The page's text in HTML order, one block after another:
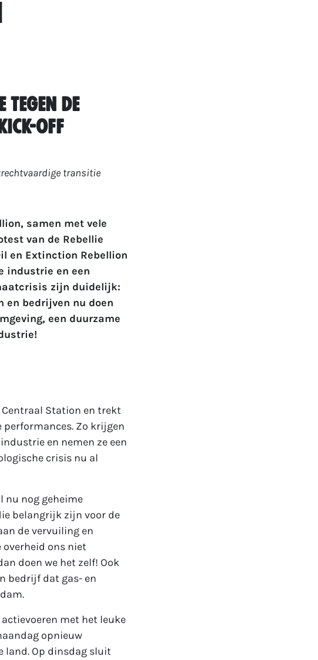
de
Off
transitie
samen met vele
van de Rebellie
en Extinction Rebellion
industrie en een
zijn duidelijk:
en bedrijven nu doen
een duurzame
Station en trekt
Zo krijgen
en nemen ze een
crisis nu al
nu nog geheime
belangrijk zijn voor de
de vervuiling en
ons niet
doen we het zelf! Ook
bedrijf dat gas- en
met het leuke
opnieuw
land. Op dinsdag sluit